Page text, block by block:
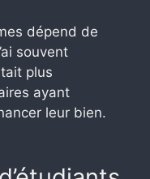
dépend de
souvent
plus
ayant
leur bien.